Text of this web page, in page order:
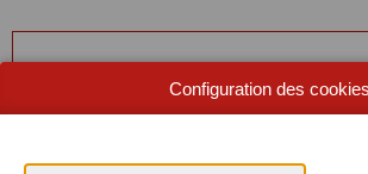
Fair Expo, FAIRGuide, Expo-Guide ou
visiteurs. En tant qu’exposant d’une ou de
Configuration des cookies